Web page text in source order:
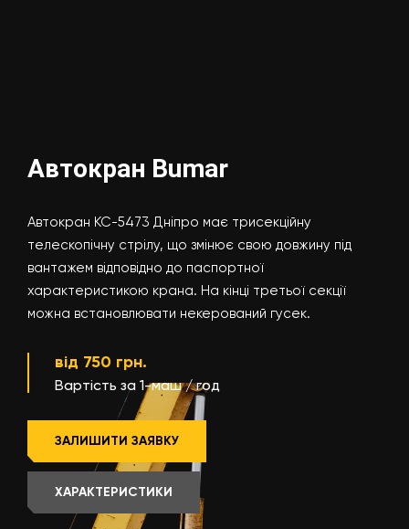
Автокран Bumar
Автокран КС-5473 Дніпро має трисекційну
телескопічну стрілу, що змінює свою довжину під
вантажем відповідно до паспортної
характеристикою крана. На кінці третьої секції
можна встановлювати некерований гусек.
від 750 грн.
Вартість за 1-маш / год
ЗАЛИШИТИ ЗАЯВКУ
ХАРАКТЕРИСТИКИ